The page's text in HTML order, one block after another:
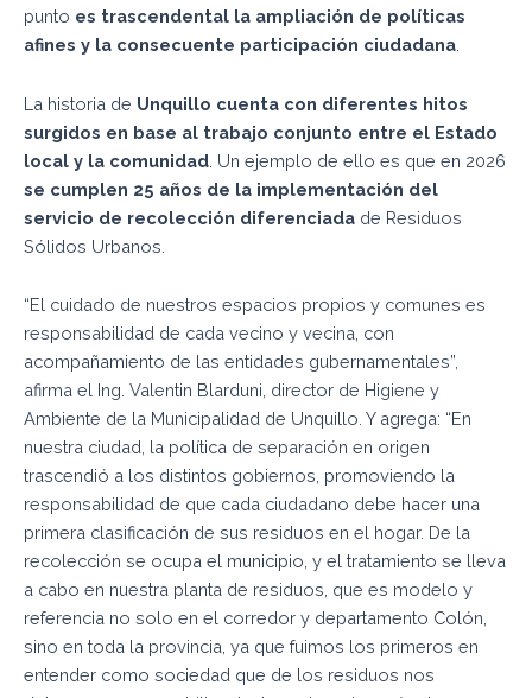
punto es trascendental la ampliación de políticas
afines y la consecuente participación ciudadana
La historia de Unquillo cuenta con diferentes hitos
surgidos en base al trabajo conjunto entre el Estado
local y la comunidad . Un ejemplo de ello es que en 2026
se cumplen 25 años de la implementación del
servicio de recolección diferenciada de Residuos
Sólidos Urbanos.
“El cuidado de nuestros espacios propios y comunes es
responsabilidad de cada vecino y vecina, con
acompañamiento de las entidades gubernamentales”,
afirma el Ing. Valentin Blarduni, director de Higiene y
Ambiente de la Municipalidad de Unquillo. Y agrega: “En
nuestra ciudad, la política de separación en origen
trascendió a los distintos gobiernos, promoviendo la
responsabilidad de que cada ciudadano debe hacer una
primera clasificación de sus residuos en el hogar. De la
recolección se ocupa el municipio, y el tratamiento se lleva
a cabo en nuestra planta de residuos, que es modelo y
referencia no solo en el corredor y departamento Colón,
sino en toda la provincia, ya que fuimos los primeros en
entender como sociedad que de los residuos nos